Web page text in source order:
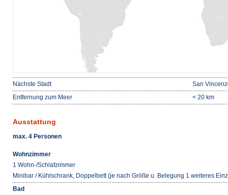
Nächste Stadt
San
Entfernung zum Meer
< 20 km
Ausstattung
max. 4 Personen
Wohnzimmer
1 Wohn-/Schlafzimmer
Minibar / Kühlschrank, Doppelbett (je nach Größe u. Belegung 1 weiteres
Bad